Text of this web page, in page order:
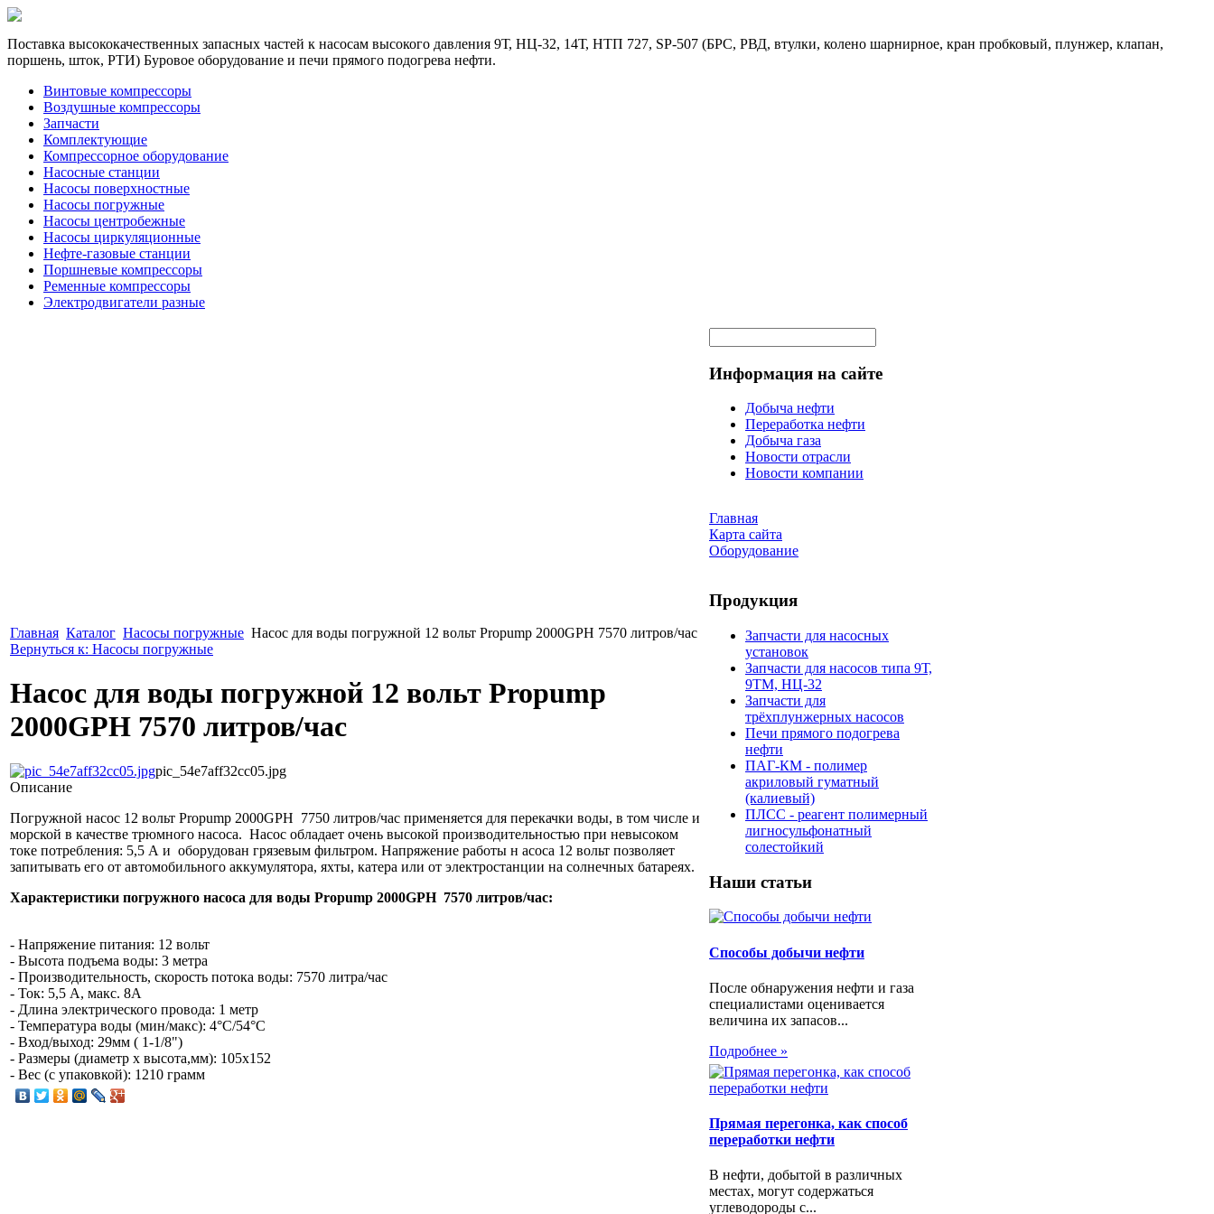
Поставка высококачественных запасных частей к насосам высокого давления 9Т, НЦ-32, 14Т, НТП 727, SP-507 (БРС, РВД, втулки, колено шарнирное, кран пробковый, плунжер, клапан,
поршень, шток, РТИ) Буровое оборудование и печи прямого подогрева нефти.
Винтовые компрессоры
Воздушные компрессоры
Запчасти
Комплектующие
Компрессорное оборудование
Насосные станции
Насосы поверхностные
Насосы погружные
Насосы центробежные
Насосы циркуляционные
Нефте-газовые станции
Поршневые компрессоры
Ременные компрессоры
Электродвигатели разные
Главная Каталог Насосы погружные Насос для воды погружной 12 вольт Propump 2000GPH 7570 литров/час
Вернуться к: Насосы погружные
Насос для воды погружной 12 вольт Propump
2000GPH 7570 литров/час
pic_54e7aff32cc05.jpg
Описание
Погружной насос 12 вольт Propump 2000GPH 7750 литров/час применяется для перекачки воды, в том числе и
морской в качестве трюмного насоса. Насос обладает очень высокой производительностью при невысоком
токе потребления: 5,5 А и оборудован грязевым фильтром. Напряжение работы н асоса 12 вольт позволяет
запитывать его от автомобильного аккумулятора, яхты, катера или от электростанции на солнечных батареях.
Характеристики погружного насоса для воды Propump 2000GPH 7570 литров/час:
- Напряжение питания: 12 вольт
- Высота подъема воды: 3 метра
- Производительность, скорость потока воды: 7570 литра/час
- Ток: 5,5 А, макс. 8A
- Длина электрического провода: 1 метр
- Температура воды (мин/макс): 4°C/54°C
- Вход/выход: 29мм ( 1-1/8")
- Размеры (диаметр х высота,мм): 105х152
- Вес (с упаковкой): 1210 грамм
Информация на сайте
Добыча нефти
Переработка нефти
Добыча газа
Новости отрасли
Новости компании
Главная
Карта сайта
Оборудование
Продукция
Запчасти для насосных
установок
Запчасти для насосов типа 9Т,
9ТМ, НЦ-32
Запчасти для
трёхплунжерных насосов
Печи прямого подогрева
нефти
ПАГ-КМ - полимер
акриловый гуматный
(калиевый)
ПЛСС - реагент полимерный
лигносульфонатный
солестойкий
Наши статьи
Способы добычи нефти
После обнаружения нефти и газа
специалистами оценивается
величина их запасов...
Подробнее »
Прямая перегонка, как способ
переработки нефти
В нефти, добытой в различных
местах, могут содержаться
углеводороды с...